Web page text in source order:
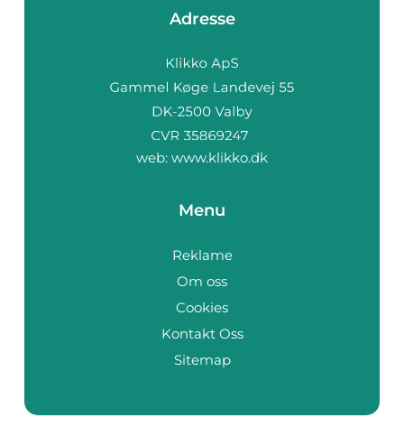
Adresse
web: www.klikko.dk
Menu
Reklame
Om oss
Cookies
Kontakt Oss
Sitemap